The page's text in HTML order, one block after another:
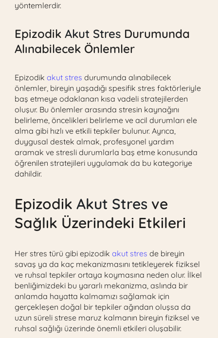
yöntemlerdir.
Epizodik Akut Stres Durumunda
Alınabilecek Önlemler
Epizodik akut stres durumunda alınabilecek
önlemler, bireyin yaşadığı spesifik stres faktörleriyle
baş etmeye odaklanan kısa vadeli stratejilerden
oluşur. Bu önlemler arasında stresin kaynağını
belirleme, öncelikleri belirleme ve acil durumları ele
alma gibi hızlı ve etkili tepkiler bulunur. Ayrıca,
duygusal destek almak, profesyonel yardım
aramak ve stresli durumlarla baş etme konusunda
öğrenilen stratejileri uygulamak da bu kategoriye
dahildir.
Epizodik Akut Stres ve
Sağlık Üzerindeki Etkileri
Her stres türü gibi epizodik akut stres de bireyin
savaş ya da kaç mekanizmasını tetikleyerek fiziksel
ve ruhsal tepkiler ortaya koymasına neden olur. İlkel
benliğimizdeki bu yararlı mekanizma, aslında bir
anlamda hayatta kalmamızı sağlamak için
gerçekleşen doğal bir tepkiler ağından oluşsa da
uzun süreli strese maruz kalmanın bireyin fiziksel ve
ruhsal sağlığı üzerinde önemli etkileri oluşabilir.